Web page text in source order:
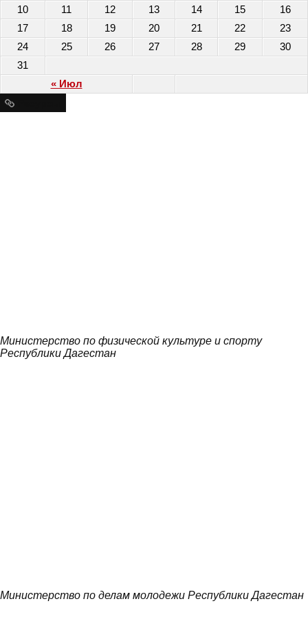
« Июл
10
11 12 13 14 15
16
17
18 19 20 21 22
23
24
25 26 27 28 29
30
31
Министерство по физической культуре и спорту
Республики Дагестан
Министерство по делам молодежи Республики Дагестан